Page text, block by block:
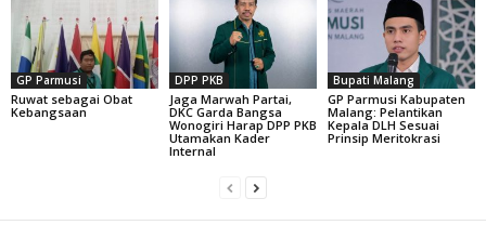
GP Parmusi
Ruwat sebagai Obat
Kebangsaan
DPP PKB
Jaga Marwah Partai,
DKC Garda Bangsa
Wonogiri Harap DPP PKB
Utamakan Kader
Internal
Bupati Malang
GP Parmusi Kabupaten
Malang: Pelantikan
Kepala DLH Sesuai
Prinsip Meritokrasi